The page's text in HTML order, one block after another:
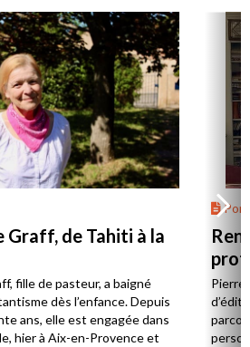
Graff, de Tahiti à la
fille de pasteur, a baigné
dès l’enfance. Depuis
ans, elle est engagée dans
hier à Aix-en-Provence et